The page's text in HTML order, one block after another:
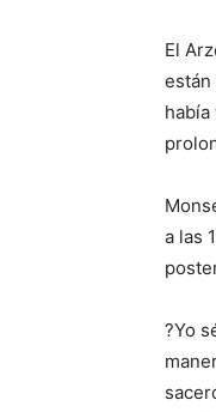
El
están
a las
?Yo